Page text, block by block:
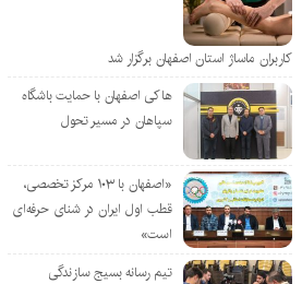
کاربران ماساژ استان اصفهان برگزار شد
هاکی اصفهان با حمایت باشگاه
سپاهان در مسیر تحول
«اصفهان با ۱۰۳ مرکز تخصصی،
قطب اول ایران در شنای حرفه‌ای
است»
تیم رسانه بسیج سازندگی